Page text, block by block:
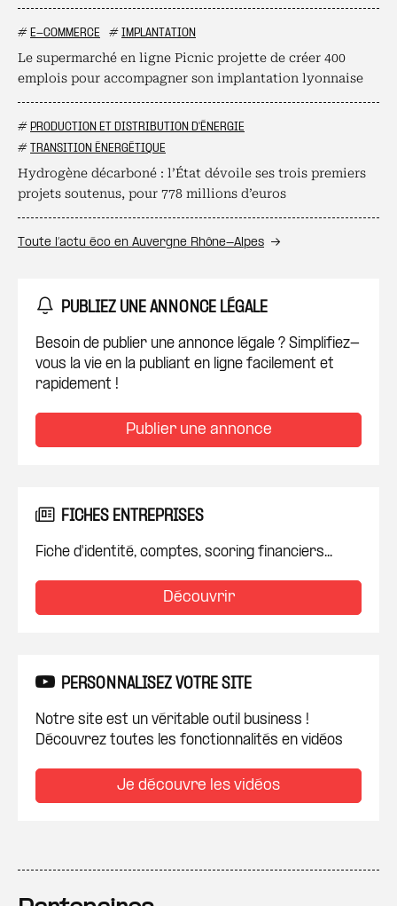
# E-COMMERCE # IMPLANTATION
Le supermarché en ligne Picnic projette de créer 400
emplois pour accompagner son implantation lyonnaise
# PRODUCTION ET DISTRIBUTION D'ÉNERGIE
# TRANSITION ÉNERGÉTIQUE
Hydrogène décarboné : l’État dévoile ses trois premiers
projets soutenus, pour 778 millions d’euros
Toute l’actu éco en Auvergne Rhône-Alpes
PUBLIEZ UNE ANNONCE LÉGALE
Besoin de publier une annonce légale ? Simplifiez-
vous la vie en la publiant en ligne facilement et
rapidement !
Publier une annonce
FICHES ENTREPRISES
Fiche d'identité, comptes, scoring financiers...
Découvrir
PERSONNALISEZ VOTRE SITE
Notre site est un véritable outil business !
Découvrez toutes les fonctionnalités en vidéos
Je découvre les vidéos